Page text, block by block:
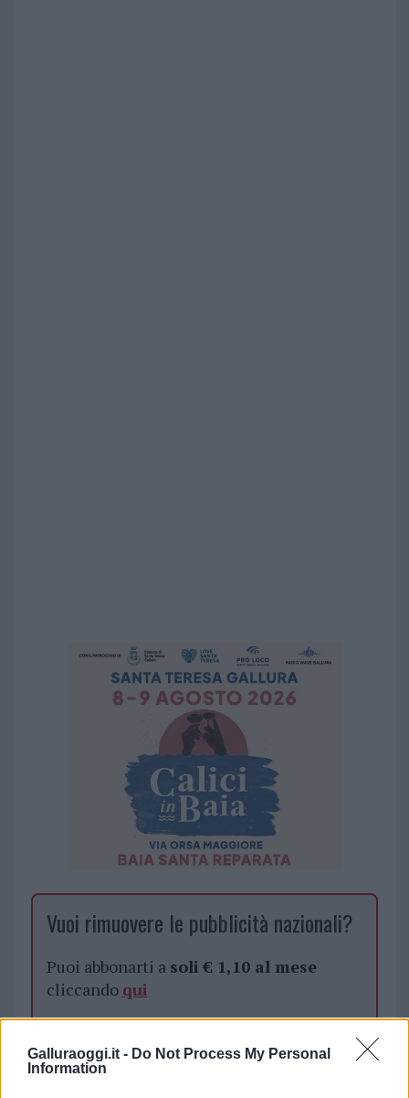
Galluraoggi.it - Do Not Process My Personal
Information
Vuoi rimuovere le pubblicità nazionali?
Puoi abbonarti a soli € 1,10 al mese
cliccando qui
Sei già abbonato?